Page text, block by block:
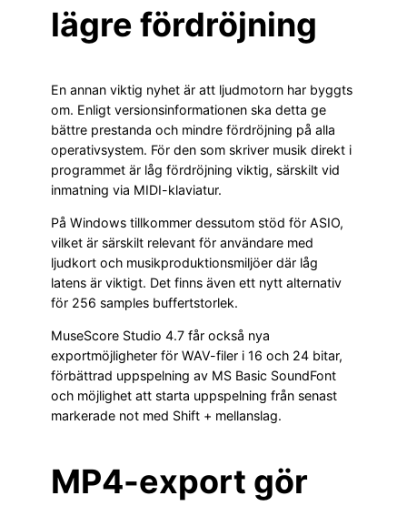
lägre fördröjning
En annan viktig nyhet är att ljudmotorn har byggts
om. Enligt versionsinformationen ska detta ge
bättre prestanda och mindre fördröjning på alla
operativsystem. För den som skriver musik direkt i
programmet är låg fördröjning viktig, särskilt vid
inmatning via MIDI-klaviatur.
På Windows tillkommer dessutom stöd för ASIO,
vilket är särskilt relevant för användare med
ljudkort och musikproduktionsmiljöer där låg
latens är viktigt. Det finns även ett nytt alternativ
för 256 samples buffertstorlek.
MuseScore Studio 4.7 får också nya
exportmöjligheter för WAV-filer i 16 och 24 bitar,
förbättrad uppspelning av MS Basic SoundFont
och möjlighet att starta uppspelning från senast
markerade not med Shift + mellanslag.
MP4-export gör